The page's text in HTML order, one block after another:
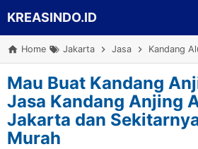
KREASINDO.ID
Home Jakarta Jasa Kandang
Mau Buat Kandang
Jasa Kandang Anjing
Jakarta dan
Murah